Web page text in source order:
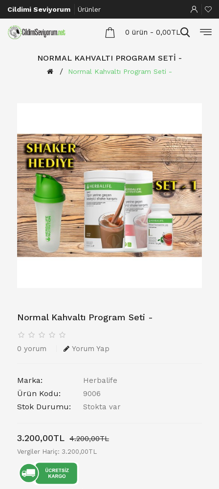
Cildimi Seviyorum Ürünler
0 ürün - 0,00TL
NORMAL KAHVALTI PROGRAM SETI -
Normal Kahvaltı Program Seti -
Normal Kahvaltı Program Seti -
0 yorum Yorum Yap
Marka: Herbalife
Ürün Kodu: 9006
Stok Durumu: Stokta var
3.200,00TL 4.200,00TL
Vergiler Hariç: 3.200,00TL